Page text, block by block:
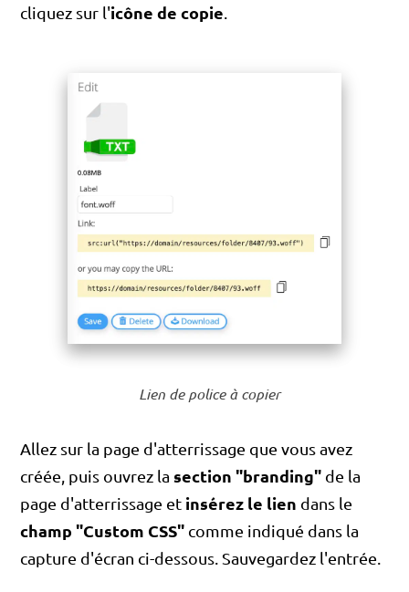
cliquez sur l'icône de copie
Lien de police à copier
Allez sur la page d'atterrissage que vous avez
créée, puis ouvrez la section "branding" de la
page d'atterrissage et insérez le lien dans le
champ "Custom CSS" comme indiqué dans la
capture d'écran ci-dessous. Sauvegardez l'entrée.